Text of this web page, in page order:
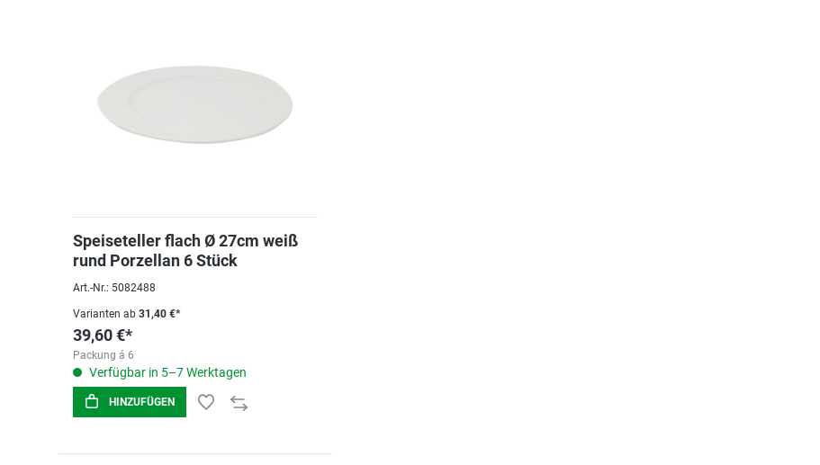
Speiseteller flach Ø 27cm weiß
rund Porzellan 6 Stück
Art.-Nr.: 5082488
Varianten ab 31,40 €*
39,60 €*
Packung á 6
Verfügbar in 5–7 Werktagen
HINZUFÜGEN